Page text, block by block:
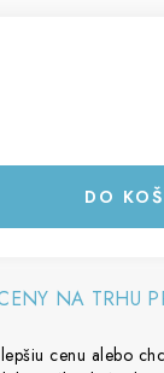
DO
NA TRHU
cenu alebo